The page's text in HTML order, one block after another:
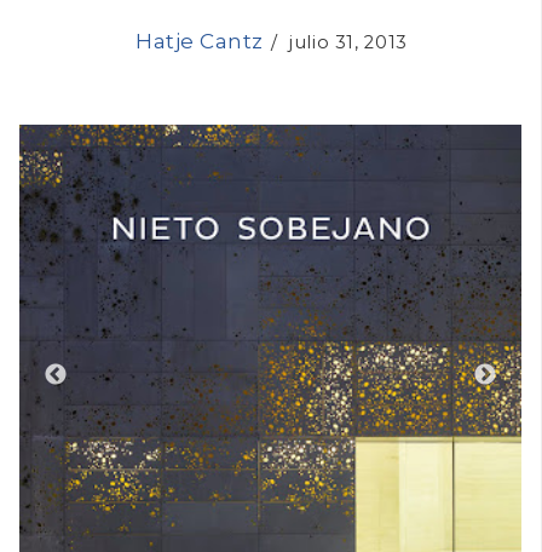
Hatje Cantz /julio 31, 2013